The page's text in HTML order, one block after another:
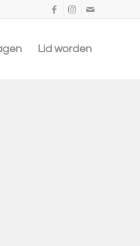
Lid worden